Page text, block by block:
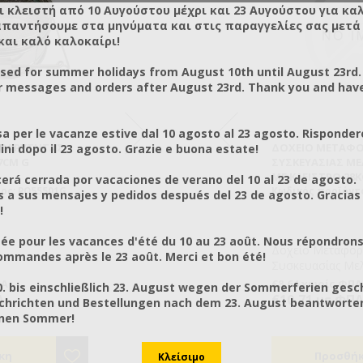
PO55501G
ΦΊΛΤΡΟ ΜΕΛΙΟΎ ΒΑΡΎΤΗΤΑΣ
Κωδικός προϊόντος: PO55502CH
€23,00 χωρίς ΦΠΑ
€28,52 με ΦΠΑ
Κωδικός
Φίλτρο
€10,37
28 KG
η
να
το
ΔΟΧΕΊΟ ΜΕΤΑΦΟΡΆΣ ΜΕΛΙΟΎ
Κωδικός προϊόντος: AN30210
Πλαστικό δοχείο μεταφοράς
μελιού, χωρητικότητας 24kg.
€4,10 χωρίς ΦΠΑ
€5,08 με ΦΠΑ
ΜΕ ΚΛΕΊΣΤΡΟ
ΚΆΝΟΥΛΑ SET
Κωδικός
Δοχείο
με Κλείστρο
SET
€8,64 χωρίς ΦΠΑ
€10,71 με ΦΠΑ
κλειστή από 10 Αυγούστου μέχρι και 23 Αυγούστου για
στα μηνύματα και στις παραγγελίες σας μετά
καλό καλοκαίρι!
for summer holidays from August 10th until August
messages and orders after August 23rd. Thank you and
per le vacanze estive dal 10 agosto al 23 agosto.
dopo il 23 agosto. Grazie e buona estate!
cerrada por vacaciones de verano del 10 al 23 de agosto.
a sus mensajes y pedidos después del 23 de agosto.
pour les vacances d'été du 10 au 23 août. Nous
après le 23 août. Merci et bon été!
bis einschließlich 23. August wegen der Sommerferien
und Bestellungen nach dem 23. August
Sommer!